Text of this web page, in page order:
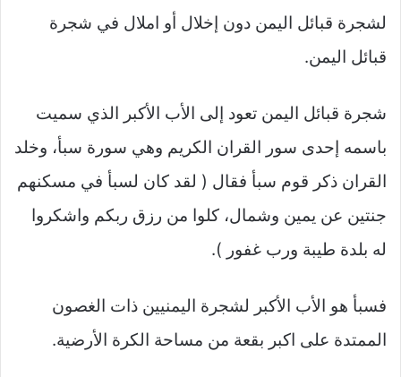
لشجرة قبائل اليمن دون إخلال أو املال في شجرة
قبائل اليمن.
شجرة قبائل اليمن تعود إلى الأب الأكبر الذي سميت
باسمه إحدى سور القران الكريم وهي سورة سبأ، وخلد
القران ذكر قوم سبأ فقال ( لقد كان لسبأ في مسكنهم
جنتين عن يمين وشمال، كلوا من رزق ربكم واشكروا
له بلدة طيبة ورب غفور ).
فسبأ هو الأب الأكبر لشجرة اليمنيين ذات الغصون
الممتدة على اكبر بقعة من مساحة الكرة الأرضية.